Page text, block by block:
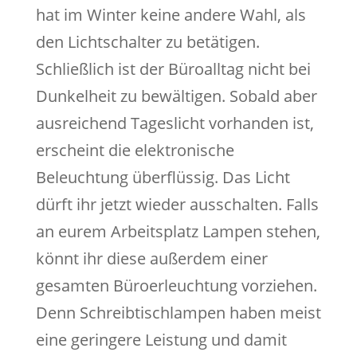
hat im Winter keine andere Wahl, als
den Lichtschalter zu betätigen.
Schließlich ist der Büroalltag nicht bei
Dunkelheit zu bewältigen. Sobald aber
ausreichend Tageslicht vorhanden ist,
erscheint die elektronische
Beleuchtung überflüssig. Das Licht
dürft ihr jetzt wieder ausschalten. Falls
an eurem Arbeitsplatz Lampen stehen,
könnt ihr diese außerdem einer
gesamten Büroerleuchtung vorziehen.
Denn Schreibtischlampen haben meist
eine geringere Leistung und damit